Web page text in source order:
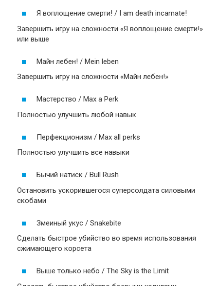
Я воплощение смерти! / I am death incarnate!
Завершить игру на сложности «Я воплощение смерти!»
или выше
Майн лебен! / Mein leben
Завершить игру на сложности «Майн лебен!»
Мастерство / Max a Perk
Полностью улучшить любой навык
Перфекционизм / Max all perks
Полностью улучшить все навыки
Бычий натиск / Bull Rush
Остановить ускорившегося суперсолдата силовыми
скобами
Змеиный укус / Snakebite
Сделать быстрое убийство во время использования
сжимающего корсета
Выше только небо / The Sky is the Limit